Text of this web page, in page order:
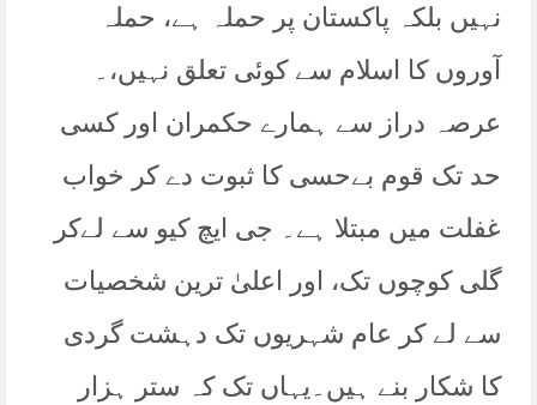
نہیں بلکہ پاکستان پر حملہ ہے، حملہ
آوروں کا اسلام سے کوئی تعلق نہیں،۔
عرصہ دراز سے ہمارے حکمران اور کسی
حد تک قوم بےحسی کا ثبوت دے کر خواب
غفلت میں مبتلا ہے۔ جی ایچ کیو سے لےکر
گلی کوچوں تک، اور اعلیٰ ترین شخصیات
سے لے کر عام شہریوں تک دہشت گردی
کا شکار بنے ہیں۔یہاں تک کہ ستر ہزار